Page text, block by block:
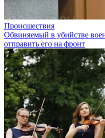
Происшествия
Обвиняемый в убийстве
отправить его на фронт